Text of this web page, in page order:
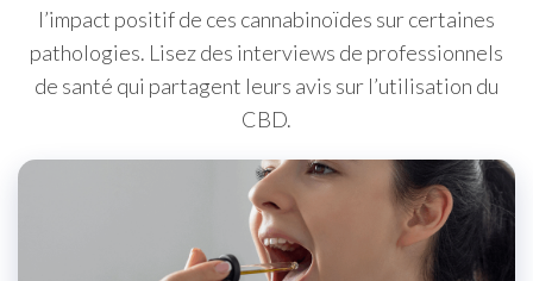
l’impact positif de ces cannabinoïdes sur certaines
pathologies. Lisez des interviews de professionnels
de santé qui partagent leurs avis sur l’utilisation du
CBD.